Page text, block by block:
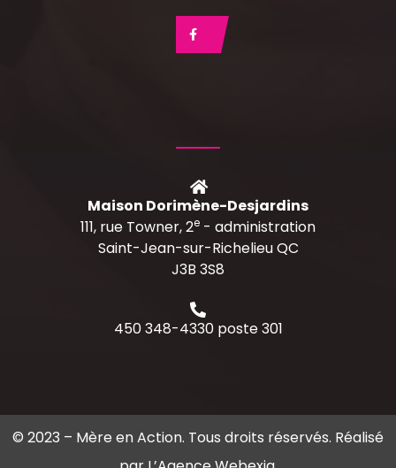
Maison Dorimène-Desjardins
111, rue Towner, 2e - administration
Saint-Jean-sur-Richelieu QC
J3B 3S8
450 348-4330 poste 301
© 2023 – Mère en Action. Tous droits réservés. Réalisé